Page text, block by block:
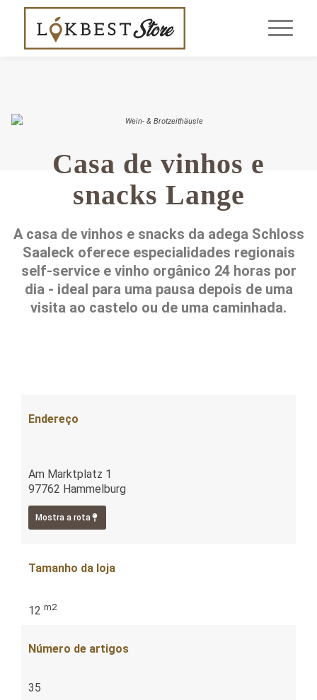
Casa de vinhos e
snacks Lange
A casa de vinhos e snacks da adega Schloss
Saaleck oferece especialidades regionais
self-service e vinho orgânico 24 horas por
dia - ideal para uma pausa depois de uma
visita ao castelo ou de uma caminhada.
Endereço
Am Marktplatz 1
97762 Hammelburg
Mostra a rota
Tamanho da loja
12 m2
Número de artigos
35